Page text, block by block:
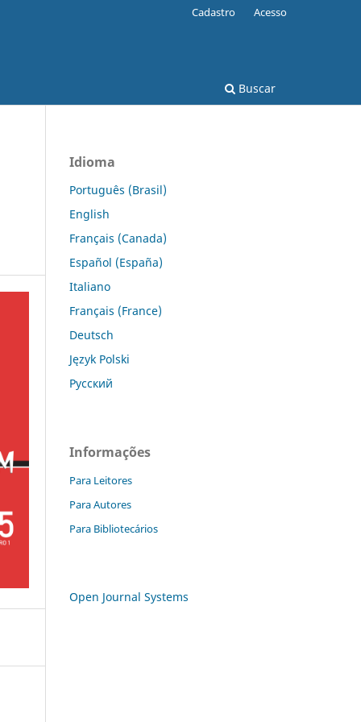
Buscar
Cadastro Acesso
Idioma
Português (Brasil)
English
Français (Canada)
Español (España)
Italiano
Français (France)
Deutsch
Język Polski
Русский
Informações
Para Leitores
Para Autores
Para Bibliotecários
Open Journal Systems